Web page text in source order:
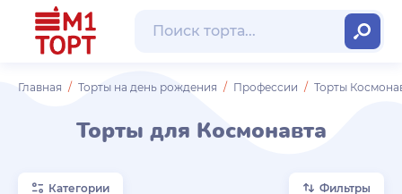
Главная Торты на день рождения Профессии Торты
Торты для Космонавта
Категории Фильтры